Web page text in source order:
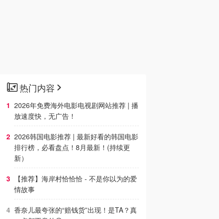
热门内容
2026年免费海外电影电视剧网站推荐 | 播
放速度快，无广告！
2026韩国电影推荐 | 最新好看的韩国电影
排行榜，必看盘点！8月最新！(持续更
新）
【推荐】海岸村恰恰恰 - 不是你以为的爱
情故事
香奈儿最夸张的“赔钱货”出现！是TA？真